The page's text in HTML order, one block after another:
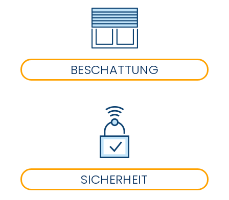
BESCHATTUNG
SICHERHEIT